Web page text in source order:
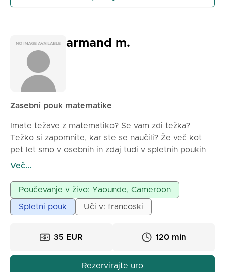
armand m.
Zasebni pouk matematike
Imate težave z matematiko? Se vam zdi težka?
Težko si zapomnite, kar ste se naučili? Že več kot
pet let smo v osebnih in zdaj tudi v spletnih poukih
pomagali učencem, ki so se pripravljali na
ob zaključku zadovoljni.
Za boljše razumevanje lekcij je pri nas potrebno
predstaviti zgodovino preučevanih pojavov. Ob
in rešiti vsa naloga in vaje.
Več...
Poučevanje v živo: Yaounde, Cameroon
Spletni pouk Uči v: francoski
35 EUR 120 min
Rezervirajte uro